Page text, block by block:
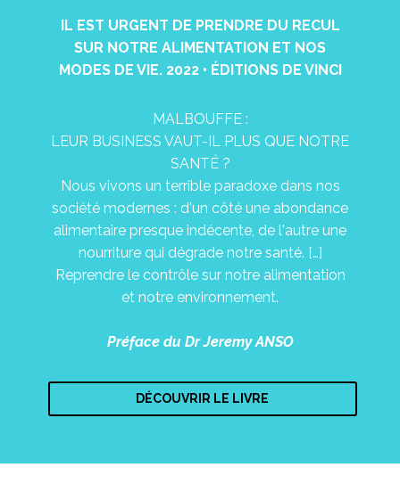
IL EST URGENT DE PRENDRE DU RECUL
SUR NOTRE ALIMENTATION ET NOS
MODES DE VIE. 2022 • ÉDITIONS DE​ VINCI
MALBOUFFE :
LEUR BUSINESS VAUT-IL PLUS QUE NOTRE
SANTÉ ?
Nous vivons un terrible paradoxe dans nos
société modernes : d'un côté une abondance
alimentaire presque indécente, de l'autre une
nourriture qui dégrade notre santé. […]
Reprendre le contrôle sur notre alimentation
et notre environnement.
Préface du Dr Jeremy ANSO
DÉCOUVRIR LE LIVRE